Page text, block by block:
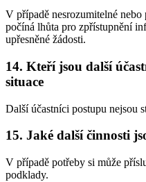
V případě nesrozumitelné
počíná lhůta pro zpřístupnění
upřesněné žádosti.
14. Kteří jsou další
situace
Další účastníci postupu nejsou
15. Jaké další činnosti
V případě potřeby si může
podklady.